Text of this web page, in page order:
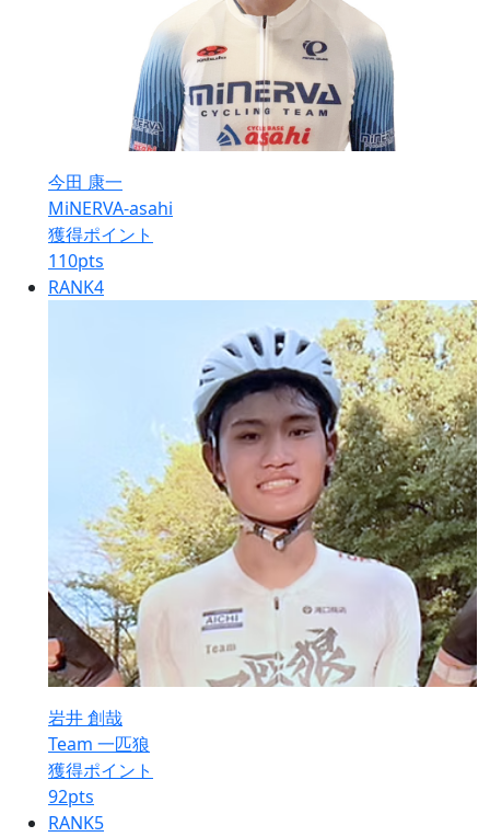
今田 康一
MiNERVA-asahi
獲得ポイント
110pts
RANK4
岩井 創哉
Team 一匹狼
獲得ポイント
92pts
RANK5